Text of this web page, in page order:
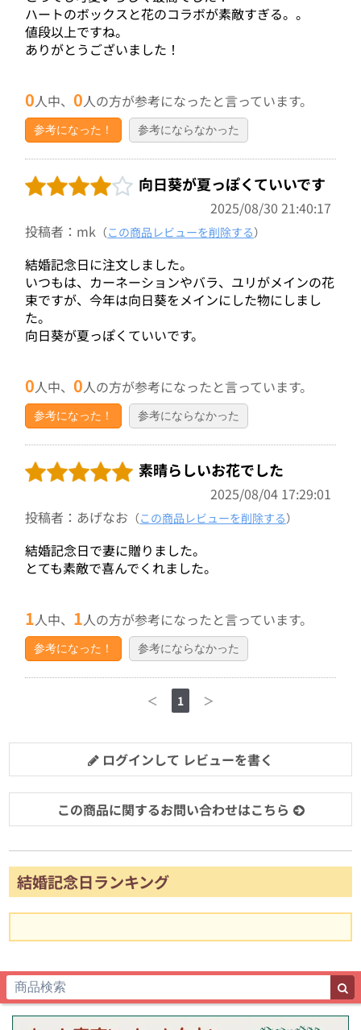
ハートのボックスと花のコラボが素敵すぎる。。
値段以上ですね。
ありがとうございました！
0人中、0人の方が参考になったと言っています。
参考になった！ 参考にならなかった
向日葵が夏っぽくていいです
2025/08/30 21:40:17
投稿者：mk （この商品レビューを削除する）
結婚記念日に注文しました。
いつもは、カーネーションやバラ、ユリがメインの花
束ですが、今年は向日葵をメインにした物にしまし
た。
向日葵が夏っぽくていいです。
0人中、0人の方が参考になったと言っています。
参考になった！ 参考にならなかった
素晴らしいお花でした
2025/08/04 17:29:01
投稿者：あげなお （この商品レビューを削除する）
結婚記念日で妻に贈りました。
とても素敵で喜んでくれました。
1人中、 1人の方が参考になったと言っています。
参考になった！ 参考にならなかった
＜ 1 ＞
ログインして レビューを書く
この商品に関するお問い合わせはこちら
結婚記念日ランキング